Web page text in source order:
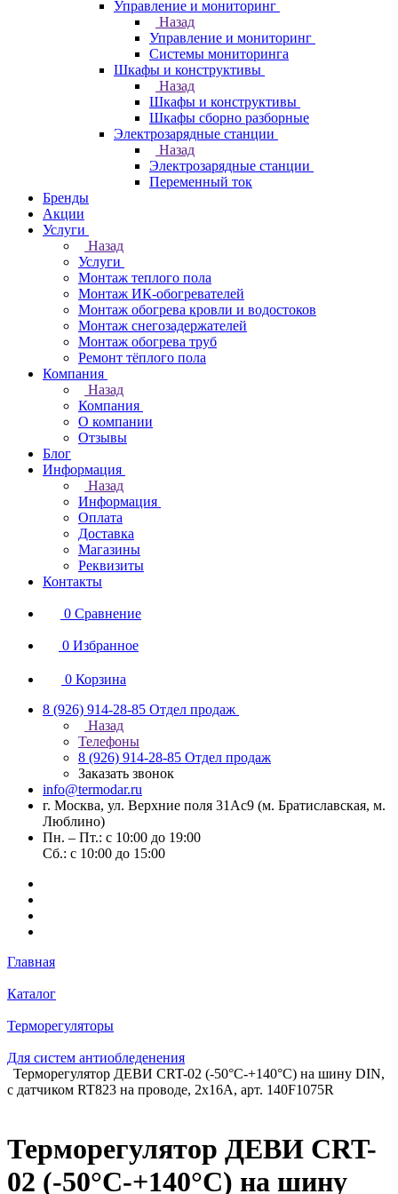
Управление и мониторинг
Назад
Управление и мониторинг
Системы мониторинга
Шкафы и конструктивы
Назад
Шкафы и конструктивы
Шкафы сборно разборные
Электрозарядные станции
Назад
Электрозарядные станции
Переменный ток
Бренды
Акции
Услуги
Назад
Услуги
Монтаж теплого пола
Монтаж ИК-обогревателей
Монтаж обогрева кровли и водостоков
Монтаж снегозадержателей
Монтаж обогрева труб
Ремонт тёплого пола
Компания
Назад
Компания
О компании
Отзывы
Блог
Информация
Назад
Информация
Оплата
Доставка
Магазины
Реквизиты
Контакты
0 Сравнение
0 Избранное
0 Корзина
8 (926) 914-28-85 Отдел продаж
Назад
Телефоны
8 (926) 914-28-85 Отдел продаж
Заказать звонок
info@termodar.ru
г. Москва, ул. Верхние поля 31Ас9 (м. Братиславская, м.
Люблино)
Пн. – Пт.: с 10:00 до 19:00
Сб.: с 10:00 до 15:00
Главная
Каталог
Терморегуляторы
Для систем антиобледенения
Терморегулятор ДЕВИ CRT-02 (-50°C-+140°C) на шину DIN,
с датчиком RT823 на проводе, 2х16А, арт. 140F1075R
Терморегулятор ДЕВИ CRT-
02 (-50°C-+140°C) на шину